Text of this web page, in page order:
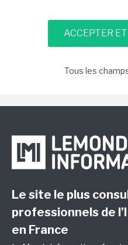
Tous les
Le site le plus
professionnels de
en France